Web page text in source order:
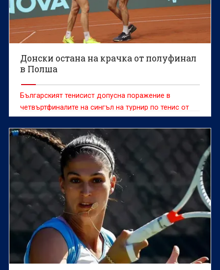
Донски остана на крачка от полуфинал
в Полша
Българският тенисист допусна поражение в
четвъртфиналите на сингъл на турнир по тенис от
сериите "Чалънджър"